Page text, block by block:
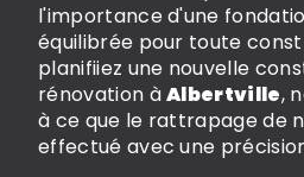
l'importance d'une
équilibrée pour toute
planifiiez une nouvelle
rénovation àAlbertville,
à ce que le rattrapage de
effectué avec une